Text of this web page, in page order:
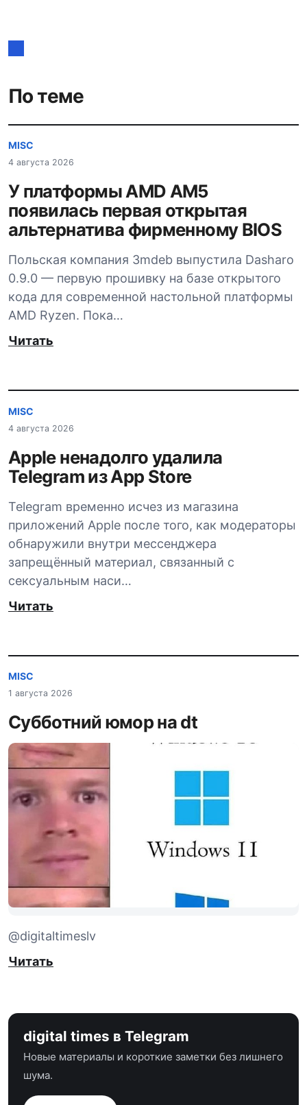
По теме
MISC
4 августа 2026
У платформы AMD AM5
появилась первая открытая
альтернатива фирменному BIOS
Польская компания 3mdeb выпустила Dasharo
0.9.0 — первую прошивку на базе открытого
кода для современной настольной платформы
AMD Ryzen. Пока…
Читать
MISC
4 августа 2026
Apple ненадолго удалила
Telegram из App Store
Telegram временно исчез из магазина
приложений Apple после того, как модераторы
обнаружили внутри мессенджера
запрещённый материал, связанный с
сексуальным наси…
Читать
MISC
1 августа 2026
Субботний юмор на dt
@digitaltimeslv
Читать
digital times в Telegram
Новые материалы и короткие заметки без лишнего
шума.